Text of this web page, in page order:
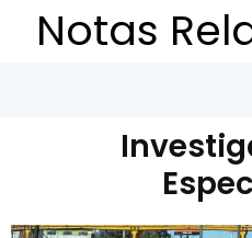
Notas